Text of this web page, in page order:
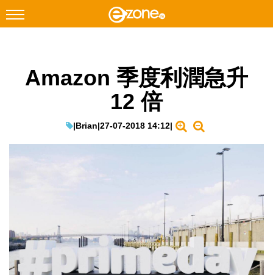
Facebook Instagram
遊戲動漫
生成式AI與雲端應用
Enterprise Digital Transformation
Amazon 季度利潤急升
12 倍
|Brian|27-07-2018 14:12|